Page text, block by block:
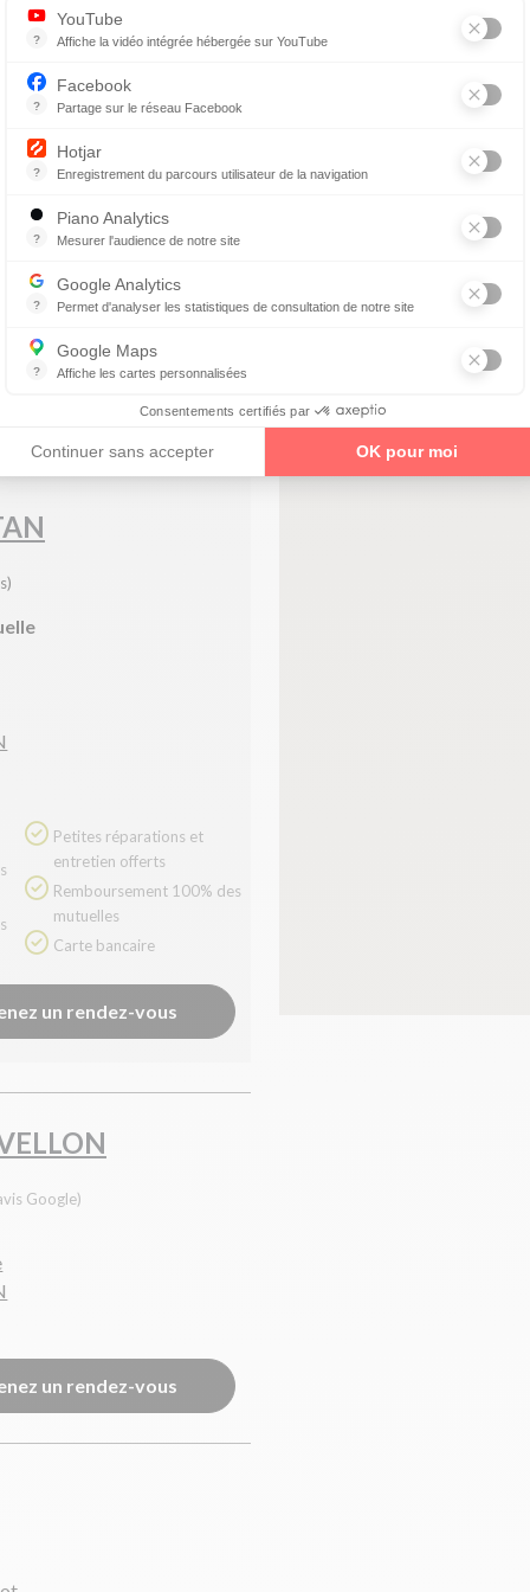
mutuelles
d'opticiens diplômés
entretien offerts
mutuelles
Carte bancaire
un rendez-vous
Google)
un rendez-vous
?
YouTube
Affiche la vidéo intégrée hébergée sur YouTube
?
Facebook
Partage sur le réseau Facebook
?
Hotjar
Enregistrement du parcours utilisateur de la navigation
?
Piano Analytics
Mesurer l'audience de notre site
?
Google Analytics
Permet d'analyser les statistiques de consultation de notre site
?
Google Maps
Affiche les cartes personnalisées
Consentements certifiés par
Continuer sans accepter OK pour moi